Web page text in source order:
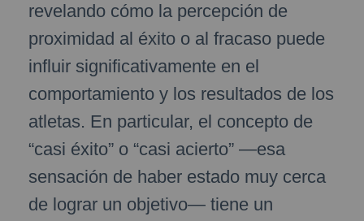
revelando cómo la percepción de
proximidad al éxito o al fracaso puede
influir significativamente en el
comportamiento y los resultados de los
atletas. En particular, el concepto de
“casi éxito” o “casi acierto” —esa
sensación de haber estado muy cerca
de lograr un objetivo— tiene un